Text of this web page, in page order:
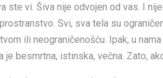
ste vi. Šiva nije odvojen od vas. I
Svi, sva tela su
ili neograničenošću. Ipak, u
je besmrtna, istinska, večna. Zato,